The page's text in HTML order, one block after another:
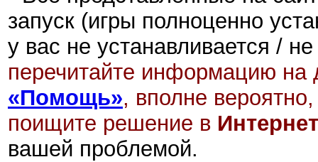
запуск (игры полноценно
у вас не устанавливается /
перечитайте информацию на
«Помощь», вполне
поищите решение в
вашей проблемой.